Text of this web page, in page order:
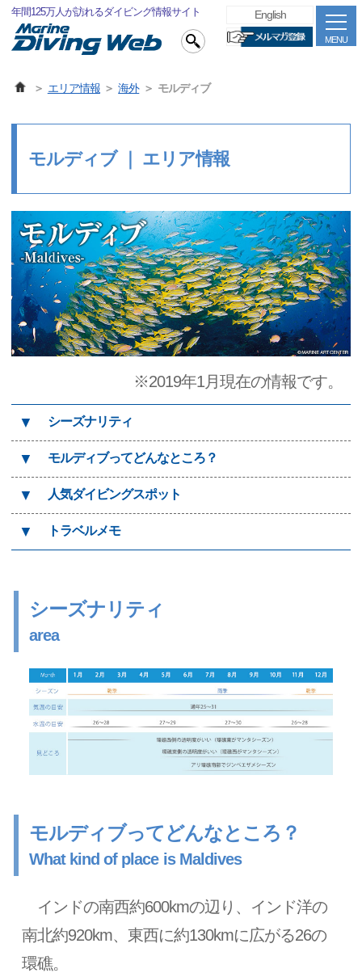
年間125万人が訪れるダイビング情報サイト
MENU
English
エリア情報 海外 モルディブ
モルディブ ｜ エリア情報
※2019年1月現在の情報です。
▼ シーズナリティ
▼ モルディブってどんなところ？
▼ 人気ダイビングスポット
▼ トラベルメモ
シーズナリティ
area
モルディブってどんなところ？
What kind of place is Maldives
インドの南西約600kmの辺り、インド洋の
南北約920km、東西に約130kmに広がる26の
環礁。